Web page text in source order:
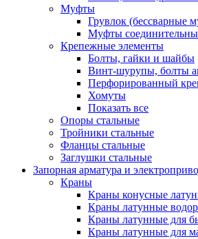
Муфты
Грувлок (бессварные
Муфты
Крепежные элементы
Болты, гайки и шайбы
Винт-шурупы, болты
Перфорированный
Хомуты
Показать все
Опоры стальные
Тройники стальные
Фланцы стальные
Заглушки стальные
Запорная арматура и
Краны
Краны конусные
Краны латунные
Краны латунные для
Краны латунные для